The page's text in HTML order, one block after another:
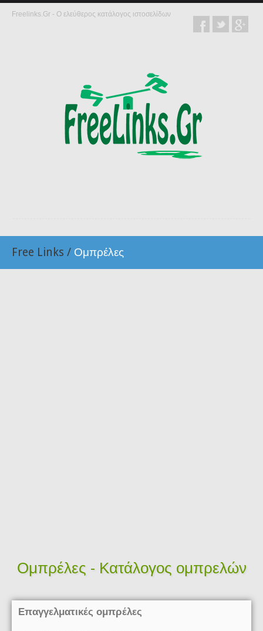
Freelinks.Gr - Ο ελεύθερος κατάλογος ιστοσελίδων
Free Links / Ομπρέλες
Ομπρέλες - Κατάλογος ομπρελών
Επαγγελματικές ομπρέλες